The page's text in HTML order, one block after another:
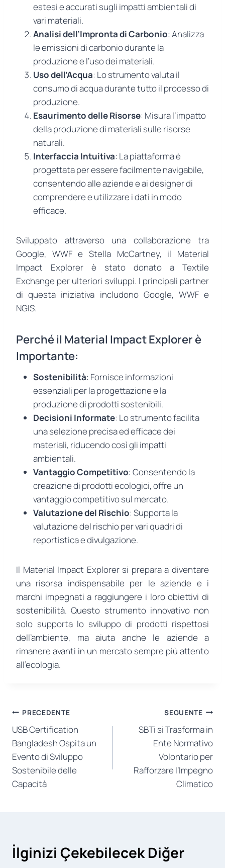
estesi e accurati sugli impatti ambientali di
vari materiali.
Analisi dell’Impronta di Carbonio: Analizza
le emissioni di carbonio durante la
produzione e l’uso dei materiali.
Uso dell’Acqua: Lo strumento valuta il
consumo di acqua durante tutto il processo di
produzione.
Esaurimento delle Risorse: Misura l’impatto
della produzione di materiali sulle risorse
naturali.
Interfaccia Intuitiva: La piattaforma è
progettata per essere facilmente navigabile,
consentendo alle aziende e ai designer di
comprendere e utilizzare i dati in modo
efficace.
Sviluppato attraverso una collaborazione tra
Google, WWF e Stella McCartney, il Material
Impact Explorer è stato donato a Textile
Exchange per ulteriori sviluppi. I principali partner
di questa iniziativa includono Google, WWF e
NGIS.
Perché il Material Impact Explorer è
Importante:
Sostenibilità: Fornisce informazioni
essenziali per la progettazione e la
produzione di prodotti sostenibili.
Decisioni Informate: Lo strumento facilita
una selezione precisa ed efficace dei
materiali, riducendo così gli impatti
ambientali.
Vantaggio Competitivo: Consentendo la
creazione di prodotti ecologici, offre un
vantaggio competitivo sul mercato.
Valutazione del Rischio: Supporta la
valutazione del rischio per vari quadri di
reportistica e divulgazione.
Il Material Impact Explorer si prepara a diventare
una risorsa indispensabile per le aziende e i
marchi impegnati a raggiungere i loro obiettivi di
sostenibilità. Questo strumento innovativo non
solo supporta lo sviluppo di prodotti rispettosi
dell’ambiente, ma aiuta anche le aziende a
rimanere avanti in un mercato sempre più attento
all’ecologia.
Navigazione
articoli
PRECEDENTE
USB Certification
Bangladesh Ospita un
Evento di Sviluppo
Sostenibile delle
Capacità
SEGUENTE
SBTi si Trasforma in
Ente Normativo
Volontario per
Rafforzare l’Impegno
Climatico
İlginizi Çekebilecek Diğer